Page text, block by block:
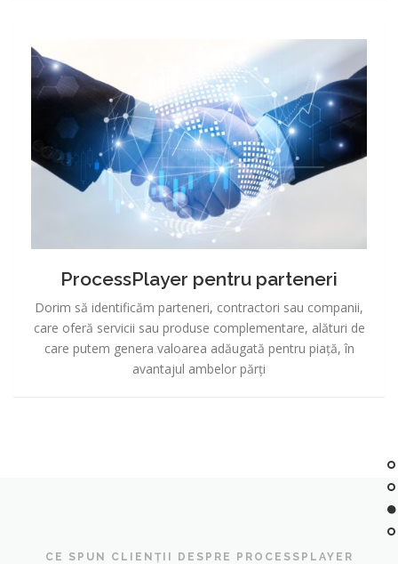
ProcessPlayer
pentru
parteneri
ProcessPlayer pentru parteneri
Dorim să identificăm parteneri, contractori sau companii,
care oferă servicii sau produse complementare, alături de
care putem genera valoarea adăugată pentru piață, în
avantajul ambelor părți
CE SPUN CLIENȚII DESPRE PROCESSPLAYER